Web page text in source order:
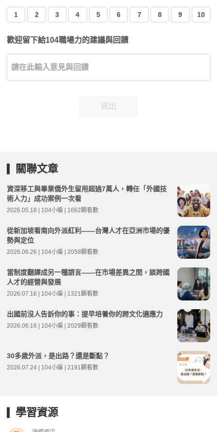
1 2 3 4 5 6 7 8 9 10
歡迎留下給104職場力的建議與回饋
送出
關聯文章
資深移工與畢業僑外生留用超過7萬人，轉任「外國技
術人力」成功案例一次看
2026.05.18 | 104小編 | 1662觀看數
從新加坡看南向外派紅利——台灣人才在亞洲市場的優
勢與定位
2026.06.26 | 104小編 | 2058觀看數
當制度翻譯成另一種語言——在市場差異之間，談跨國
人才的經營與發展
2026.07.16 | 104小編 | 1321觀看數
出國前沒人告訴你的事：提早培養你的跨文化適應力
2026.06.16 | 104小編 | 2029觀看數
30多歲外派，是出路？還是斷點？
2026.07.24 | 104小編 | 2191觀看數
學習資源